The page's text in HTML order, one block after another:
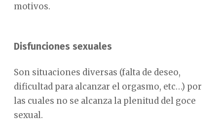
motivos.
Disfunciones sexuales
Son situaciones diversas (falta de deseo,
dificultad para alcanzar el orgasmo, etc…) por
las cuales no se alcanza la plenitud del goce
sexual.